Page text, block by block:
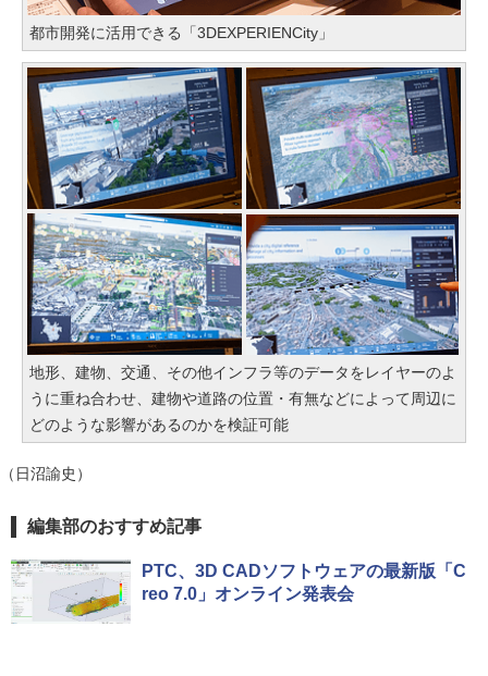
都市開発に活用できる「3DEXPERIENCity」
地形、建物、交通、その他インフラ等のデータをレイヤーのよ
うに重ね合わせ、建物や道路の位置・有無などによって周辺に
どのような影響があるのかを検証可能
（日沼諭史）
編集部のおすすめ記事
PTC、3D CADソフトウェアの最新版「C
reo 7.0」オンライン発表会